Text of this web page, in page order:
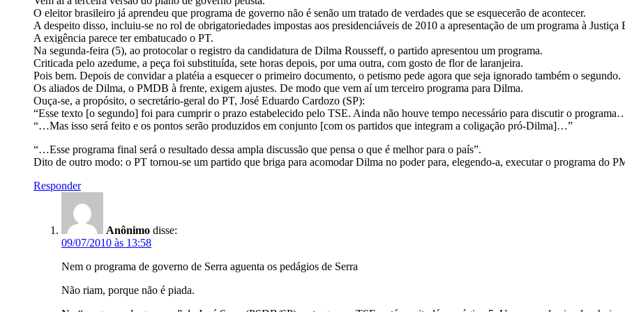
O eleitor brasileiro já aprendeu que programa de governo não é senão um tratado de verdades que se esquecerão de acontecer.
A despeito disso, incluiu-se no rol de obrigatoriedades impostas aos presidenciáveis de 2010 a apresentação de um programa à Justiça
A exigência parece ter embatucado o PT.
Na segunda-feira (5), ao protocolar o registro da candidatura de Dilma Rousseff, o partido apresentou um programa.
Criticada pelo azedume, a peça foi substituída, sete horas depois, por uma outra, com gosto de flor de laranjeira.
Pois bem. Depois de convidar a platéia a esquecer o primeiro documento, o petismo pede agora que seja ignorado também o segundo.
Os aliados de Dilma, o PMDB à frente, exigem ajustes. De modo que vem aí um terceiro programa para Dilma.
Ouça-se, a propósito, o secretário-geral do PT, José Eduardo Cardozo (SP):
“Esse texto [o segundo] foi para cumprir o prazo estabelecido pelo TSE. Ainda não houve tempo necessário para discutir o
“…Mas isso será feito e os pontos serão produzidos em conjunto [com os partidos que integram a coligação pró-Dilma]…”
“…Esse programa final será o resultado dessa ampla discussão que pensa o que é melhor para o país”.
Dito de outro modo: o PT tornou-se um partido que briga para acomodar Dilma no poder para, elegendo-a, executar o programa do
Responder
Anônimo disse:
09/07/2010 às 13:58
Nem o programa de governo de Serra aguenta os pedágios de Serra
Não riam, porque não é piada.